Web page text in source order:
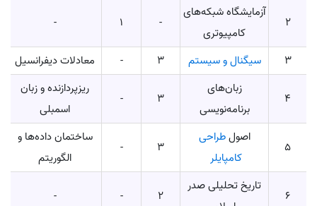
2
آزمایشگاه شبکه‌های
کامپیوتری
-
1
-
3 سیگنال و سیستم 3
- معادلات دیفرانسیل
4
زبان‌های
برنامه‌نویسی
3
-
ریزپردازنده و زبان
اسمبلی
5
اصولطراحی
کامپایلر
3
-
ساختمان داده‌ها و
الگوریتم
6
تاریخ تحلیلی صدر
2
-
-